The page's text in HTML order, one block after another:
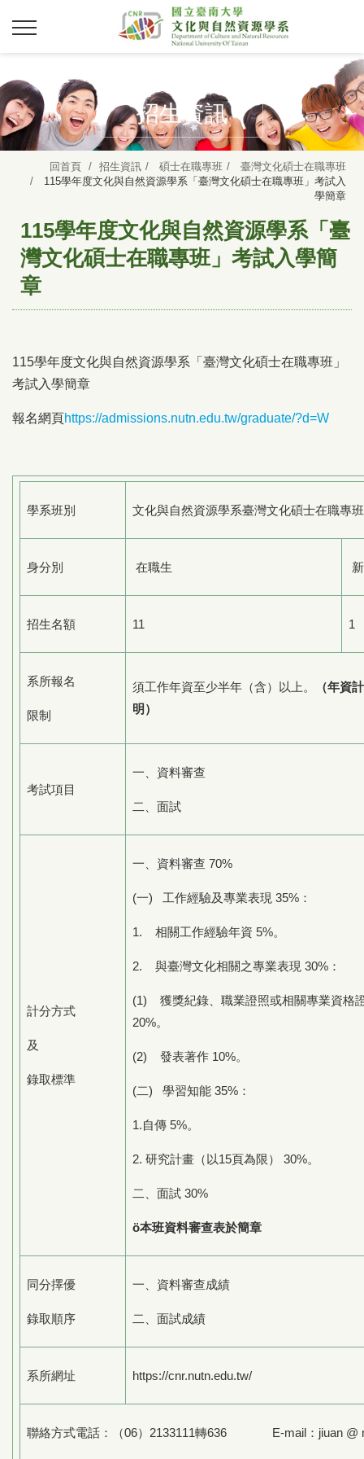
招生資訊
回首頁 招生資訊 碩士在職專班
臺灣文化碩士在職專班
115學年度文化與自然資源學系「臺灣文化碩士在職專班」考試入
學簡章
115學年度文化與自然資源學系「臺
灣文化碩士在職專班」考試入學簡
章
115學年度文化與自然資源學系「臺灣文化碩士在職專班」
考試入學簡章
報名網頁https://admissions.nutn.edu.tw/graduate/?d=W
學系班別 文化與自然資源學系臺灣文化碩士在職專
身分別 在職生
招生名額 11 1
系所報名
限制
須工作年資至少半年（含）以上。
（年資
明）
考試項目
一、資料審查
二、面試
計分方式
及
錄取標準
一、資料審查 70%
(一) 工作經驗及專業表現 35%：
1. 相關工作經驗年資 5%。
2. 與臺灣文化相關之專業表現 30%：
(1) 獲獎紀錄、職業證照或相關專業資格
20%。
(2) 發表著作 10%。
(二) 學習知能 35%：
1.自傳 5%。
2. 研究計畫（以15頁為限） 30%。
二、面試 30%
ö本班資料審查表於簡章
同分擇優
錄取順序
一、資料審查成績
二、面試成績
系所網址 https://cnr.nutn.edu.tw/
聯絡方式電話：（06）2133111轉636 E-mail：jiuan @